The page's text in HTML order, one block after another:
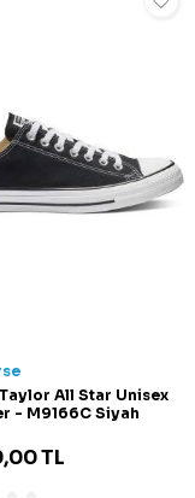
All Star Unisex
- M9166C Siyah
TL